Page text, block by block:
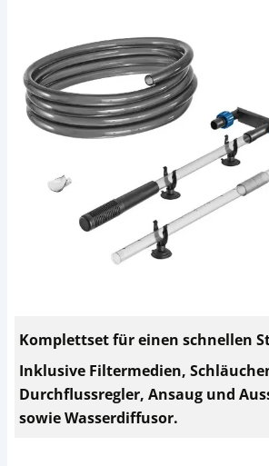
Komplettset für einen schnellen
Inklusive Filtermedien,
Durchflussregler, Ansaug und
sowie Wasserdiffusor.